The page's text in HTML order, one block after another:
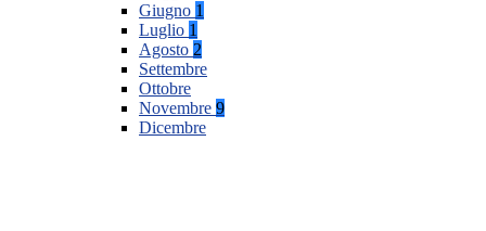
Giugno 1
Luglio 1
Agosto 2
Settembre
Ottobre
Novembre 9
Dicembre